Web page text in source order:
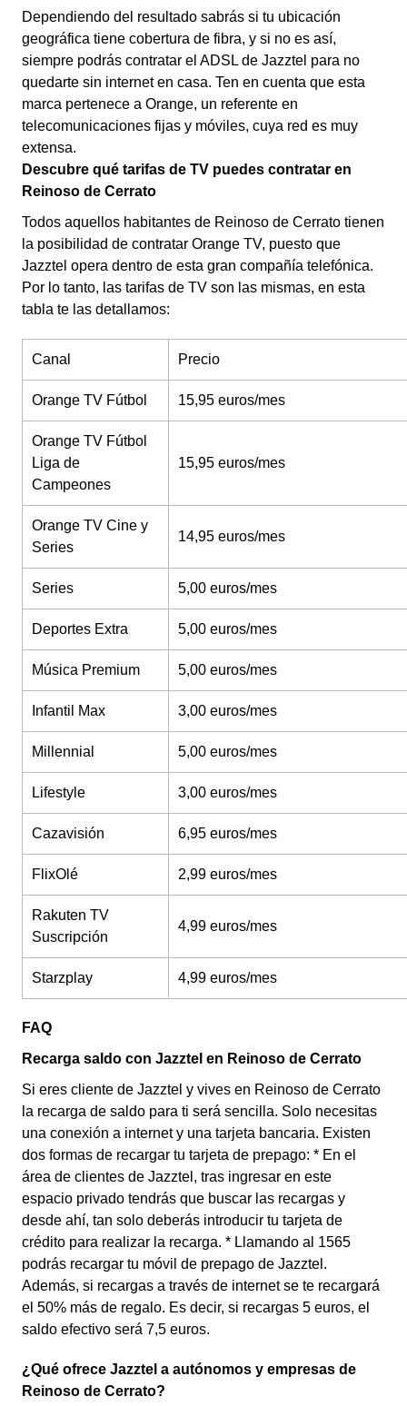
Dependiendo del resultado sabrás si tu ubicación
geográfica tiene cobertura de fibra, y si no es así,
siempre podrás contratar el ADSL de Jazztel para no
quedarte sin internet en casa. Ten en cuenta que esta
marca pertenece a Orange, un referente en
telecomunicaciones fijas y móviles, cuya red es muy
extensa.
Descubre qué tarifas de TV puedes contratar en
Reinoso de Cerrato
Todos aquellos habitantes de Reinoso de Cerrato tienen
la posibilidad de contratar Orange TV, puesto que
Jazztel opera dentro de esta gran compañía telefónica.
Por lo tanto, las tarifas de TV son las mismas, en esta
tabla te las detallamos:
Canal Precio
Orange TV Fútbol 15,95 euros/mes
Orange TV Fútbol
Liga de
Campeones
15,95 euros/mes
Orange TV Cine y
Series
14,95 euros/mes
Series 5,00 euros/mes
Deportes Extra 5,00 euros/mes
Música Premium 5,00 euros/mes
Infantil Max 3,00 euros/mes
Millennial 5,00 euros/mes
Lifestyle 3,00 euros/mes
Cazavisión 6,95 euros/mes
FlixOlé 2,99 euros/mes
Rakuten TV
Suscripción
4,99 euros/mes
Starzplay 4,99 euros/mes
FAQ
Recarga saldo con Jazztel en Reinoso de Cerrato
Si eres cliente de Jazztel y vives en Reinoso de Cerrato
la recarga de saldo para ti será sencilla. Solo necesitas
una conexión a internet y una tarjeta bancaria. Existen
dos formas de recargar tu tarjeta de prepago: * En el
área de clientes de Jazztel, tras ingresar en este
espacio privado tendrás que buscar las recargas y
desde ahí, tan solo deberás introducir tu tarjeta de
crédito para realizar la recarga. * Llamando al 1565
podrás recargar tu móvil de prepago de Jazztel.
Además, si recargas a través de internet se te recargará
el 50% más de regalo. Es decir, si recargas 5 euros, el
saldo efectivo será 7,5 euros.
¿Qué ofrece Jazztel a autónomos y empresas de
Reinoso de Cerrato?